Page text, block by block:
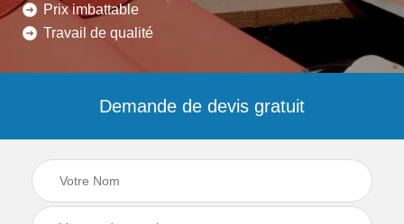
Prix imbattable
Travail de qualité
Demande de devis gratuit